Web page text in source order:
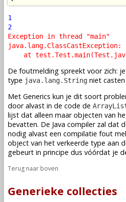
1
2
Exception in thread "main"
at
De foutmelding spreekt voor zich:
type java.lang.String niet
Met Generics kun je dit soort
door alvast in de code de
lijst dat alleen maar objecten van
bevatten. De Java compiler zal dat
nodig alvast een compilatie fout
object van het verkeerde type aan
gebeurt in principe dus vóórdat je
Terug naar boven
Generieke collecties